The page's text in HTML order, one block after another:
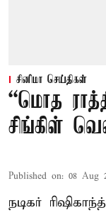
சினிமா செய்திகள்
“மொத
சிங்கிள்
Published on: 08 Aug
நடிகர்